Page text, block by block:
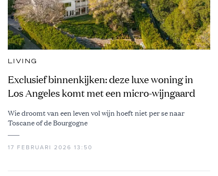
LIVING
Exclusief binnenkijken: deze luxe woning in
Los Angeles komt met een micro-wijngaard
Wie droomt van een leven vol wijn hoeft niet per se naar
Toscane of de Bourgogne
17 FEBRUARI 2026 13:50